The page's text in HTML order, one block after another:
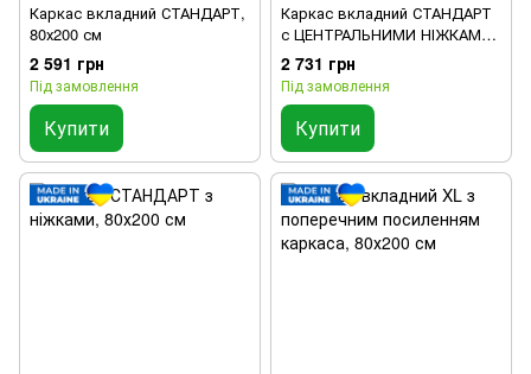
Каркас вкладний СТАНДАРТ,
80х200 см
2 591 грн
Під замовлення
Купити
Каркас вкладний СТАНДАРТ
с ЦЕНТРАЛЬНИМИ НІЖКАМИ,
80х200 см
2 731 грн
Під замовлення
Купити